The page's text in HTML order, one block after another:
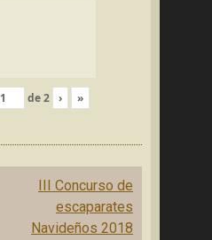
de2 › »
III Concurso de
escaparates
Navideños 2018